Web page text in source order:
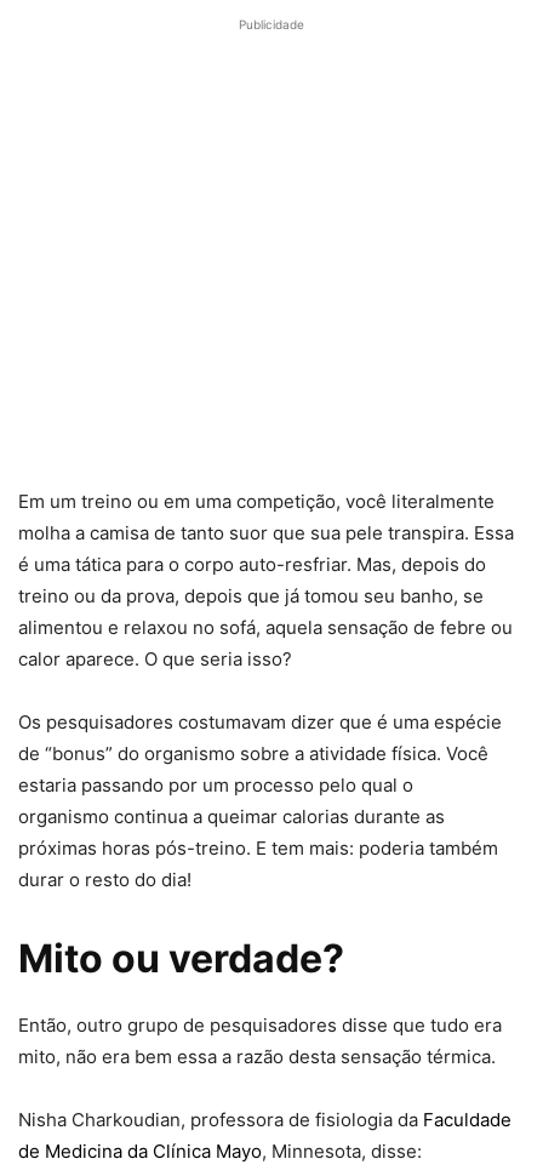
Publicidade
Em um treino ou em uma competição, você literalmente
molha a camisa de tanto suor que sua pele transpira. Essa
é uma tática para o corpo auto-resfriar. Mas, depois do
treino ou da prova, depois que já tomou seu banho, se
alimentou e relaxou no sofá, aquela sensação de febre ou
calor aparece. O que seria isso?
Os pesquisadores costumavam dizer que é uma espécie
de “bonus” do organismo sobre a atividade física. Você
estaria passando por um processo pelo qual o
organismo continua a queimar calorias durante as
próximas horas pós-treino. E tem mais: poderia também
durar o resto do dia!
Mito ou verdade?
Então, outro grupo de pesquisadores disse que tudo era
mito, não era bem essa a razão desta sensação térmica.
Nisha Charkoudian, professora de fisiologia da Faculdade
de Medicina da Clínica Mayo, Minnesota, disse: